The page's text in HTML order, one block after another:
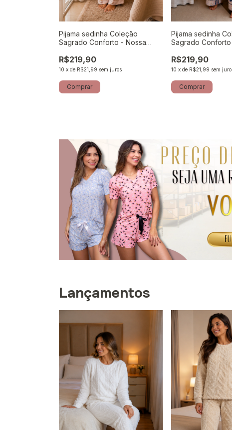
Pijama sedinha Coleção
Sagrado Conforto - Nossa
R$219,90
10 x de R$21,99 sem juros
Comprar
Pijama sedinha
Sagrado
R$219,90
10 x de R$21,99 sem
Comprar
Lançamentos